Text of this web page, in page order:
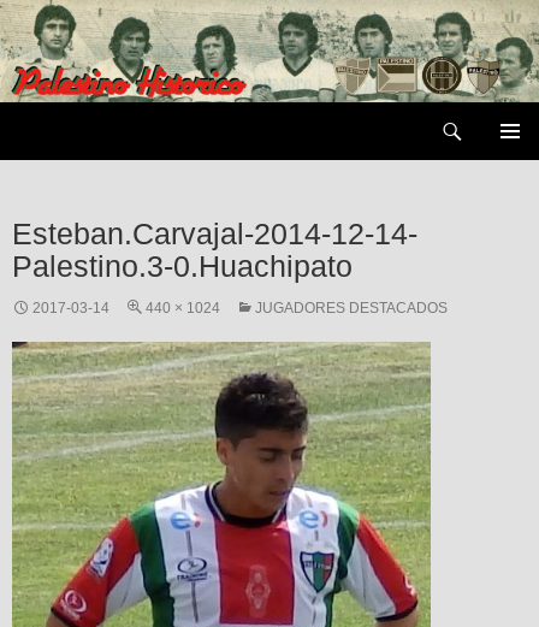
Saltar
al
contenido
Esteban.Carvajal-2014-12-14-
Palestino.3-0.Huachipato
2017-03-14 440 × 1024 JUGADORES DESTACADOS